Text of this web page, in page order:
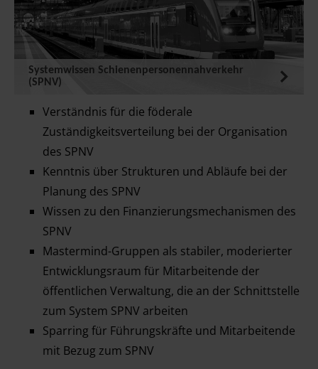
Systemwissen Schienenpersonennahverkehr
(SPNV)
Verständnis für die föderale
Zuständigkeitsverteilung bei der Organisation
des SPNV
Kenntnis über Strukturen und Abläufe bei der
Planung des SPNV
Wissen zu den Finanzierungsmechanismen des
SPNV
Mastermind-Gruppen als stabiler, moderierter
Entwicklungsraum für Mitarbeitende der
öffentlichen Verwaltung, die an der Schnittstelle
zum System SPNV arbeiten
Sparring für Führungskräfte und Mitarbeitende
mit Bezug zum SPNV